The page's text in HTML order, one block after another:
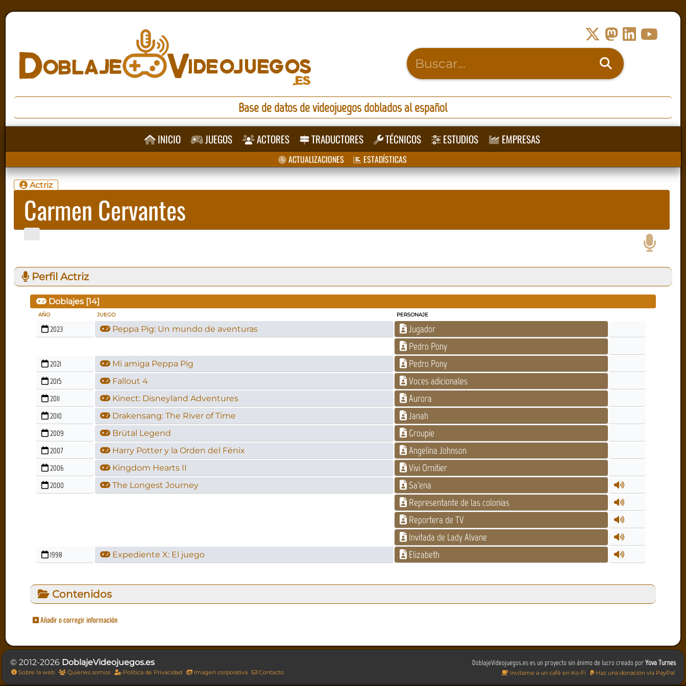
Base de datos de videojuegos doblados al español
INICIO JUEGOS ACTORES TRADUCTORES TÉCNICOS ESTUDIOS EMPRESAS
ACTUALIZACIONES ESTADÍSTICAS
Actriz
Carmen Cervantes
Perfil Actriz
Doblajes [14]
AÑO JUEGO PERSONAJE
2023 Peppa Pig: Un mundo de aventuras
Jugador
Pedro Pony
2021 Mi amiga Peppa Pig Pedro Pony
2015 Fallout 4 Voces adicionales
2011 Kinect: Disneyland Adventures Aurora
2010 Drakensang: The River of Time Janah
2009 Brütal Legend Groupie
2007 Harry Potter y la Orden del Fénix Angelina Johnson
2006 Kingdom Hearts II Vivi Ornitier
2000 The Longest Journey
Sa'ena
Representante de las colonias
Reportera de TV
Invitada de Lady Alvane
1998 Expediente X: El juego Elizabeth
Contenidos
Añadir o corregir información
DoblajeVideojuegos.es es un proyecto sin ánimo de lucro creado porYova Turnes
Invítame a un café en Ko-Fi Haz una donación vía PayPal
© 2012-2026 DoblajeVideojuegos.es
Sobre la web Quienes somos Política de Privacidad Imagen corporativa Contacto